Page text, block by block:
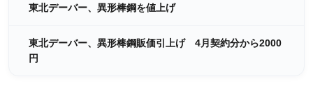
東北デーバー、異形棒鋼を値上げ
東北デーバー、異形棒鋼販価引上げ 4月契約分から2000
円